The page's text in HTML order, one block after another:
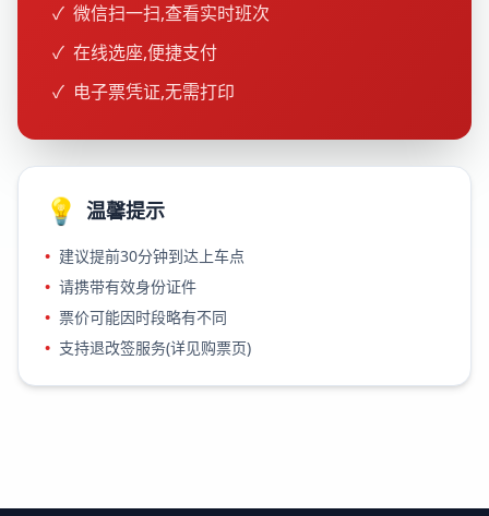
✓ 微信扫一扫,查看实时班次
✓ 在线选座,便捷支付
✓ 电子票凭证,无需打印
💡 温馨提示
• 建议提前30分钟到达上车点
• 请携带有效身份证件
• 票价可能因时段略有不同
• 支持退改签服务(详见购票页)